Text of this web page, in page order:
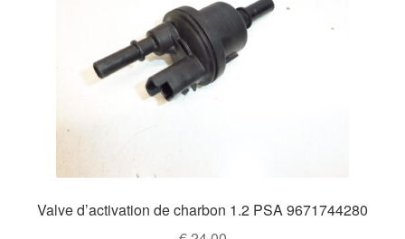
Valve d’activation de charbon 1.2 PSA 9671744280